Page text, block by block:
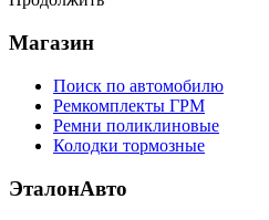
Магазин
Поиск по автомобилю
Ремкомплекты ГРМ
Ремни поликлиновые
Колодки тормозные
ЭталонАвто